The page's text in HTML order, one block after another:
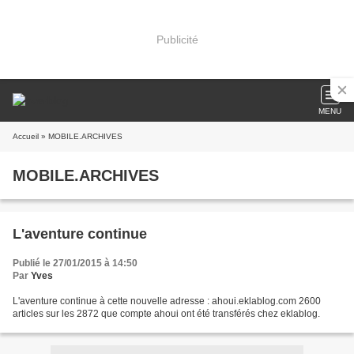
Publicité
MENU
Accueil » MOBILE.ARCHIVES
MOBILE.ARCHIVES
L'aventure continue
Publié le 27/01/2015 à 14:50
Par Yves
L'aventure continue à cette nouvelle adresse : ahoui.eklablog.com 2600
articles sur les 2872 que compte ahoui ont été transférés chez eklablog.